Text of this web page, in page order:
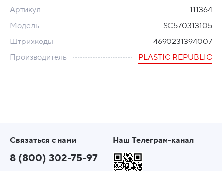
Артикул
111364
Модель
SC570313105
Штрихкоды
4690231394007
Производитель
PLASTIC REPUBLIC
Связаться с нами
8 (800) 302-75-97
Наш Телеграм-канал